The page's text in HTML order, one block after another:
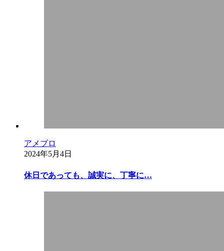
アメブロ
2024年5月4日
休日であっても、誠実に、丁寧に…